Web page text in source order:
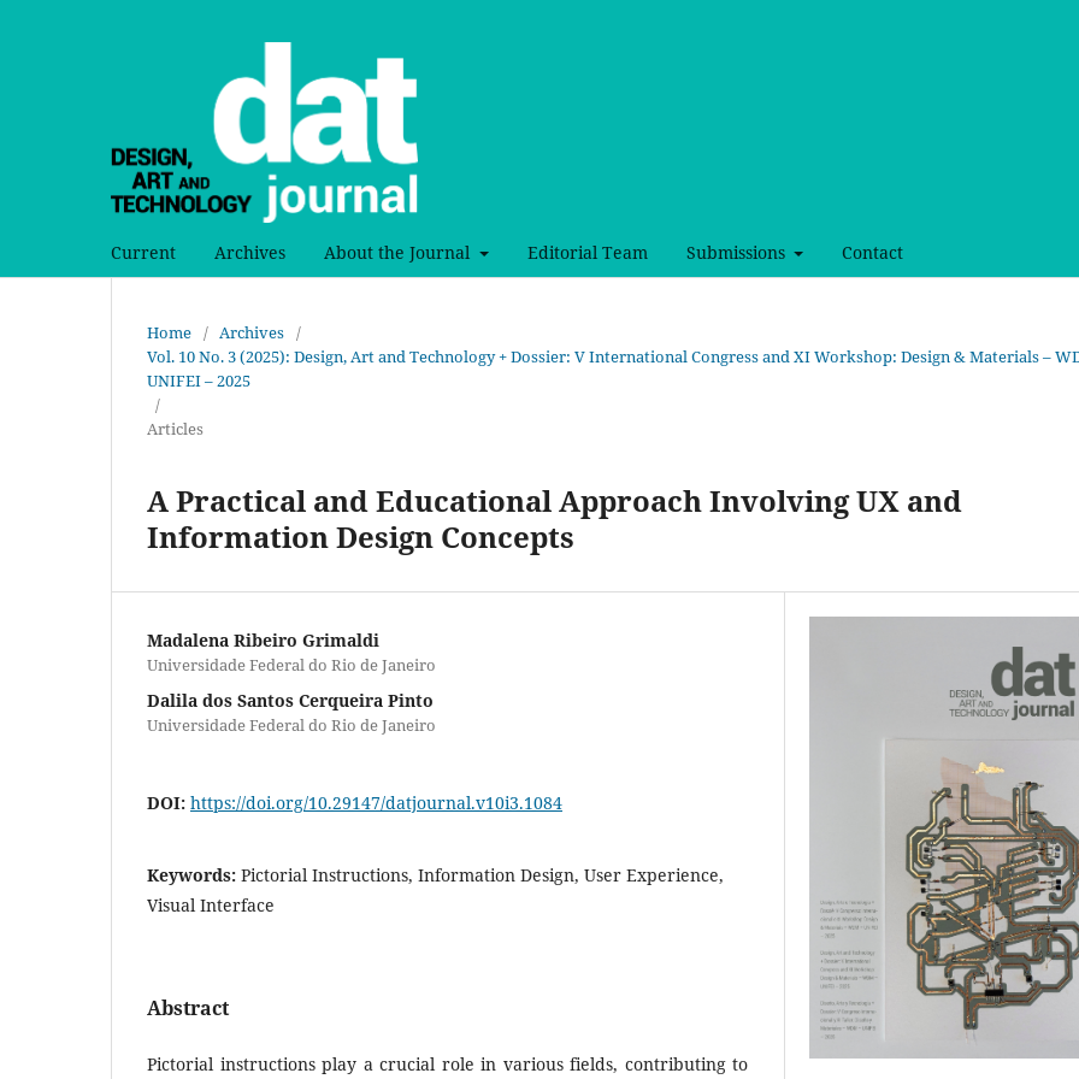
Current Archives About the Journal Editorial Team Submissions Contact
Home / Archives /
Vol. 10 No. 3 (2025): Design, Art and Technology + Dossier: V International Congress and XI Workshop: Design & Materials –
UNIFEI – 2025
/
Articles
A Practical and Educational Approach Involving UX and
Information Design Concepts
Madalena Ribeiro Grimaldi
Universidade Federal do Rio de Janeiro
Dalila dos Santos Cerqueira Pinto
Universidade Federal do Rio de Janeiro
DOI: https://doi.org/10.29147/datjournal.v10i3.1084
Keywords: Pictorial Instructions, Information Design, User Experience,
Visual Interface
Abstract
Pictorial instructions play a crucial role in various fields, contributing to